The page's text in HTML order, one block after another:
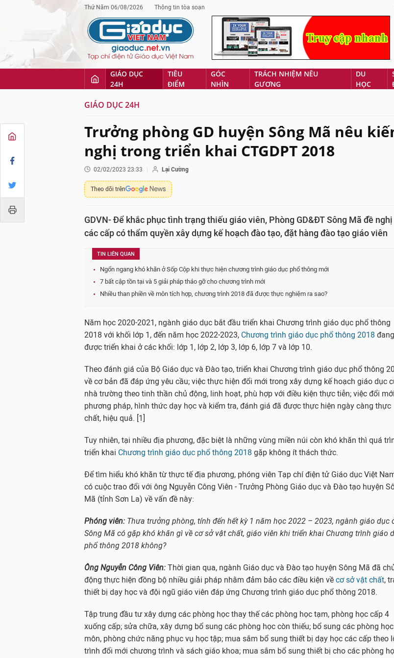
Thứ Năm 06/08/2026 Thông tin tòa soạn
GIÁO DỤC
24H
TIÊU
ĐIỂM
GÓC
NHÌN
TRÁCH NHIỆM NÊU
GƯƠNG
DU
HỌC
GIÁO DỤC 24H
Trưởng phòng GD huyện Sông Mã nêu
nghị trong triển khai CTGDPT 2018
02/02/2023 23:33 Lại Cường
Theo dõi trên
GDVN- Để khắc phục tình trạng thiếu giáo viên, Phòng GD&ĐT Sông Mã đề nghị
các cấp có thẩm quyền xây dựng kế hoạch đào tạo, đặt hàng đào tạo giáo viên
TIN LIÊN QUAN
Ngổn ngang khó khăn ở Sốp Cộp khi thực hiện chương trình giáo dục phổ thông mới
7 bất cập tồn tại và 5 giải pháp tháo gỡ cho chương trình mới
Nhiều than phiền về môn tích hợp, chương trình 2018 đã được thực nghiệm ra sao?
Năm học 2020-2021, ngành giáo dục bắt đầu triển khai Chương trình giáo dục phổ thông
2018 với khối lớp 1, đến năm học 2022-2023, Chương trình giáo dục phổ thông 2018 đang
được triển khai ở các khối: lớp 1, lớp 2, lớp 3, lớp 6, lớp 7 và lớp 10.
Theo đánh giá của Bộ Giáo dục và Đào tạo, triển khai Chương trình giáo dục phổ thông
về cơ bản đã đáp ứng yêu cầu; việc thực hiện đổi mới trong xây dựng kế hoạch giáo dục
nhà trường theo tinh thần chủ động, linh hoạt, phù hợp với điều kiện thực tiễn; việc đổi mới
phương pháp, hình thức dạy học và kiểm tra, đánh giá đã được thực hiện ngày càng thực
chất, hiệu quả. [1]
Tuy nhiên, tại nhiều địa phương, đặc biệt là những vùng miền núi còn khó khăn thì quá
triển khai Chương trình giáo dục phổ thông 2018 gặp không ít thách thức.
Để tìm hiểu khó khăn từ thực tế địa phương, phóng viên Tạp chí điện tử Giáo dục Việt
có cuộc trao đổi với ông Nguyễn Công Viên - Trưởng Phòng Giáo dục và Đào tạo huyện
Mã (tỉnh Sơn La) về vấn đề này:
Phóng viên: Thưa trưởng phòng, tính đến hết kỳ 1 năm học 2022 – 2023, ngành giáo dục
Sông Mã có gặp khó khăn gì về cơ sở vật chất, giáo viên khi triển khai Chương trình giáo
phổ thông 2018 không?
Ông Nguyễn Công Viên: Thời gian qua, ngành Giáo dục và Đào tạo huyện Sông Mã đã
động thực hiện đồng bộ nhiều giải pháp nhằm đảm bảo các điều kiện về cơ sở vật chất,
thiết bị dạy học và đội ngũ giáo viên đáp ứng Chương trình giáo dục phổ thông 2018.
Tập trung đầu tư xây dựng các phòng học thay thế các phòng học tạm, phòng học cấp 4
xuống cấp; sửa chữa, xây dựng bổ sung các phòng học còn thiếu; bổ sung các phòng
môn, phòng chức năng phục vụ học tập; mua sắm bổ sung thiết bị dạy học các cấp theo
trình đổi mới chương trình và sách giáo khoa; mua sắm bổ sung thiết bị cho các phòng